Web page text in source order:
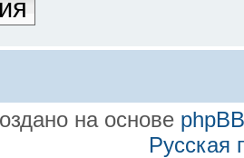
на основе phpBB
Русская